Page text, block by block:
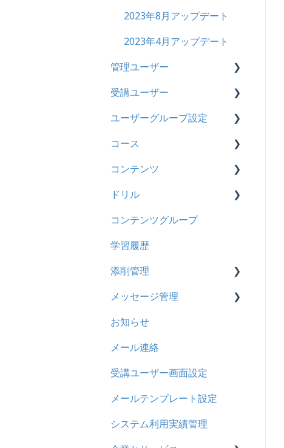
ビデオ
ドリル
メール
メッセージ
お知らせ
多言語変換
助成金
2023年8月アップデート
2023年4月アップデート
管理ユーザー
管理ユーザーの統合につい
受講ユーザー
基本操作
【新レイアウト】受講ユー
編集について
ユーザーグループ設定
【新レイアウト】ユーザー
グループ設定
コース
基本操作
新レイアウト
旧レイアウト
コース詳細設定の参考
ストレスチェック
CSVについて
コンテンツ
ビデオ
ドキュメント
多言語表示
リンク
ドリル
概要
問題について
ドリルについて
【問題・ドリル】の参考
ドリルスキンについて
問題属性
コンテンツグループ
学習履歴
添削管理
概要
基本操作
採点権限のみを持ったユー
ユーザ
メッセージ管理
基本操作
リンクメッセージスレッド
お知らせ
メール連絡
受講ユーザー画面設定
メールテンプレート設定
システム利用実績管理